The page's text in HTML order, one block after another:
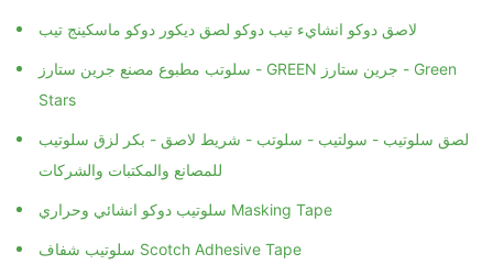
لاصق دوكو انشايء تيب دوكو لصق ديكور دوكو ماسكينج تيب
سلوتب مطبوع مصنع جرين ستارز - GREEN جرين ستارز - Green
Stars
لصق سلوتيب - سولتيب - سلوتب - شريط لاصق - بكر لزق سلوتيب
للمصانع والمكتبات والشركات
سلوتيب دوكو انشائي وحراري Masking Tape
سلوتيب شفاف Scotch Adhesive Tape